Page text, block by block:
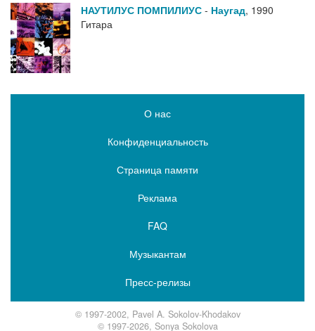
НАУТИЛУС ПОМПИЛИУС - Наугад, 1990
Гитара
О нас
Конфиденциальность
Страница памяти
Реклама
FAQ
Музыкантам
Пресс-релизы
© 1997-2002, Pavel A. Sokolov-Khodakov
© 1997-2026, Sonya Sokolova